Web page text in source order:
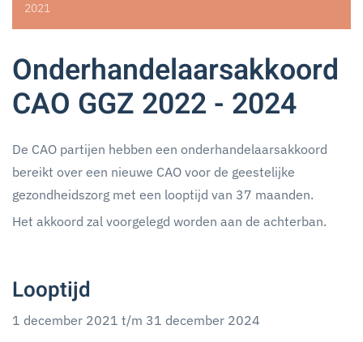
2021
Onderhandelaarsakkoord
CAO GGZ 2022 - 2024
De CAO partijen hebben een onderhandelaarsakkoord
bereikt over een nieuwe CAO voor de geestelijke
gezondheidszorg met een looptijd van 37 maanden.
Het akkoord zal voorgelegd worden aan de achterban.
Looptijd
1 december 2021 t/m 31 december 2024